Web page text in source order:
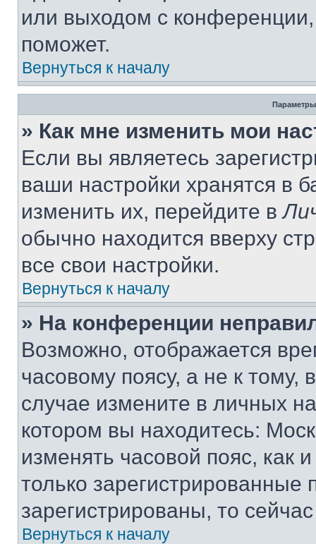
или выходом с
поможет.
Вернуться к началу
Параметры
» Как мне изменить мои
Если вы являетесь
ваши настройки хранятся в
изменить их, перейдите в
обычно находится вверху
все свои настройки.
Вернуться к началу
» На конференции
Возможно, отображается
часовому поясу, а не к тому,
случае измените в личных
котором вы находитесь:
изменять часовой пояс, как
только
зарегистрированы, то
Вернуться к началу